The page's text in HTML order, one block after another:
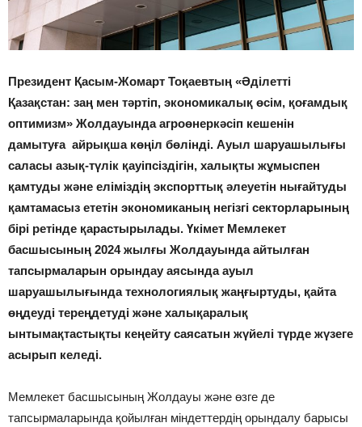
Президент Қасым-Жомарт Тоқаевтың «Әділетті
Қазақстан: заң мен тәртіп, экономикалық өсім, қоғамдық
оптимизм» Жолдауында агроөнеркәсіп кешенін
дамытуға айрықша көңіл бөлінді. Ауыл шаруашылығы
саласы азық-түлік қауіпсіздігін, халықты жұмыспен
қамтуды және еліміздің экспорттық әлеуетін нығайтуды
қамтамасыз ететін экономиканың негізгі секторларының
бірі ретінде қарастырылады. Үкімет Мемлекет
басшысының 2024 жылғы Жолдауында айтылған
тапсырмаларын орындау аясында ауыл
шаруашылығында технологиялық жаңғыртуды, қайта
өңдеуді тереңдетуді және халықаралық
ынтымақтастықты кеңейту саясатын жүйелі түрде жүзеге
асырып келеді.
Мемлекет басшысының Жолдауы және өзге де
тапсырмаларында қойылған міндеттердің орындалу барысы